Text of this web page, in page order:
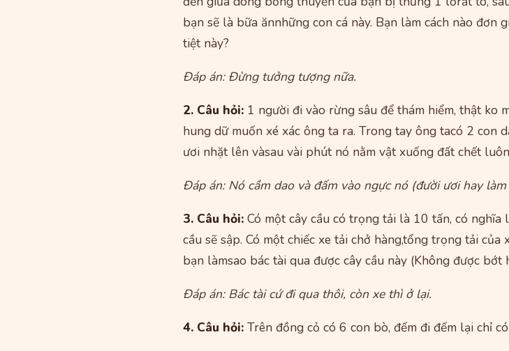
bạn sẽ là bữa ănnhững con cá này. Bạn làm cách nào đơn
tiệt này?
Đáp án: Đừng tưởng tượng nữa.
2. Câu hỏi: 1 người đi vào rừng sâu để thám hiểm, thật ko
hung dữ muốn xé xác ông ta ra. Trong tay ông tacó 2 con
ươi nhặt lên vàsau vài phút nó nằm vật xuống đất chết
Đáp án: Nó cầm dao và đấm vào ngực nó (đười ươi hay
3. Câu hỏi: Có một cây cầu có trọng tải là 10 tấn, có
cầu sẽ sập. Có một chiếc xe tải chở hàng,tổng trọng tải
bạn làmsao bác tài qua được cây cầu này (Không được bớt
Đáp án: Bác tài cứ đi qua thôi, còn xe thì ở lại.
4. Câu hỏi: Trên đồng cỏ có 6 con bò, đếm đi đếm lại chỉ